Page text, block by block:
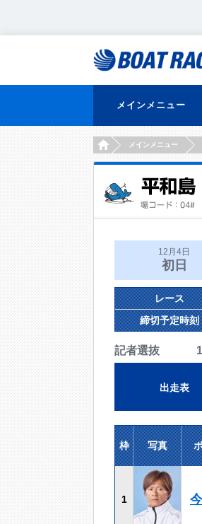
メインメニュー
HOMEメインメニュー
12月4日
初日
レース
締切予定時刻
記者選抜
出走表
枠 写真
1